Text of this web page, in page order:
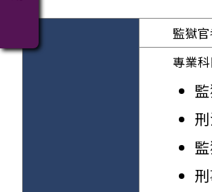
監獄
專業